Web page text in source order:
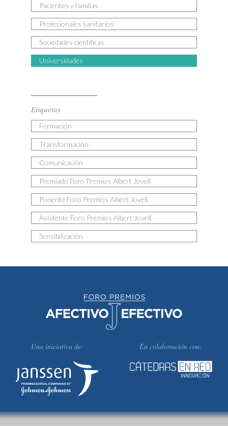
Pacientes y familias
Profesionales sanitarios
Sociedades científicas
Universidades
Etiquetas
Formación
Transformación
Comunicación
Premiado Foro Premios Albert Jovell
Ponente Foro Premios Albert Jovell.
Asistente Foro Premios Albert Jovell.
Sensibilización
Una iniciativa de: En colaboración con: